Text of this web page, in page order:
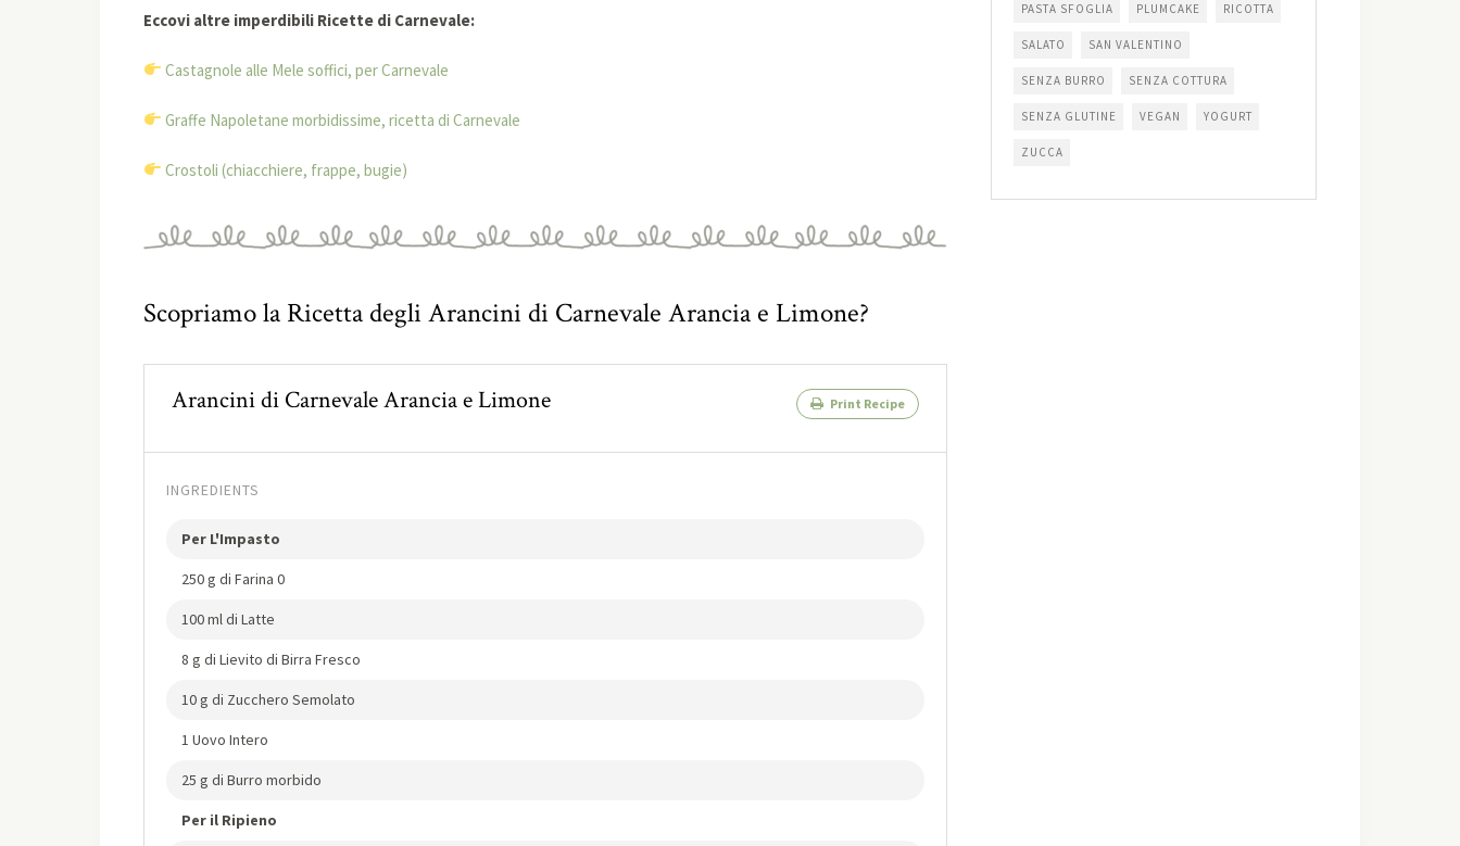
Eccovi altre imperdibili Ricette di Carnevale:
Castagnole alle Mele soffici, per Carnevale
Graffe Napoletane morbidissime, ricetta di Carnevale
Crostoli (chiacchiere, frappe, bugie)
Scopriamo la Ricetta degli Arancini di Carnevale Arancia e Limone?
Arancini di Carnevale Arancia e Limone Print Recipe
INGREDIENTS
Per L'Impasto
250 g di Farina 0
100 ml di Latte
8 g di Lievito di Birra Fresco
10 g di Zucchero Semolato
1 Uovo Intero
25 g di Burro morbido
Per il Ripieno
PASTA SFOGLIA PLUMCAKE RICOTTA
SALATO SAN VALENTINO
SENZA BURRO SENZA COTTURA
SENZA GLUTINE VEGAN YOGURT
ZUCCA